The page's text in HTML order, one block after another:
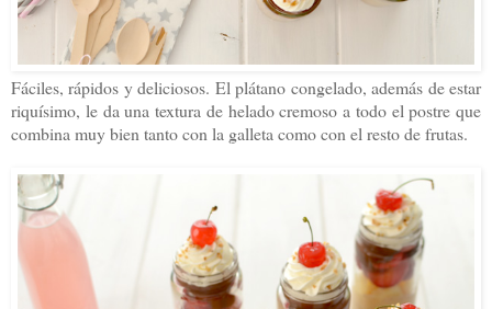
Fáciles, rápidos y deliciosos. El plátano congelado, además de estar
riquísimo, le da una textura de helado cremoso a todo el postre que
combina muy bien tanto con la galleta como con el resto de frutas.